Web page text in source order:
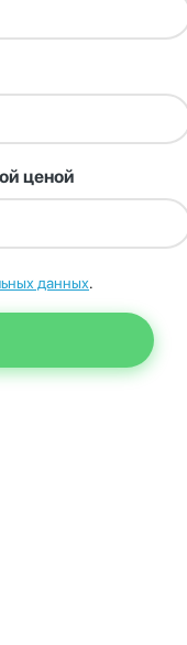
ценой
данных.